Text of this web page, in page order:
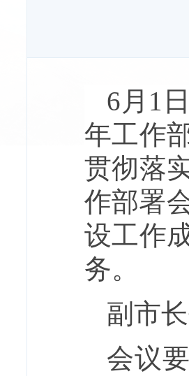
6月1
年工作
贯彻落
作部署
设工作
务。
副市
会议